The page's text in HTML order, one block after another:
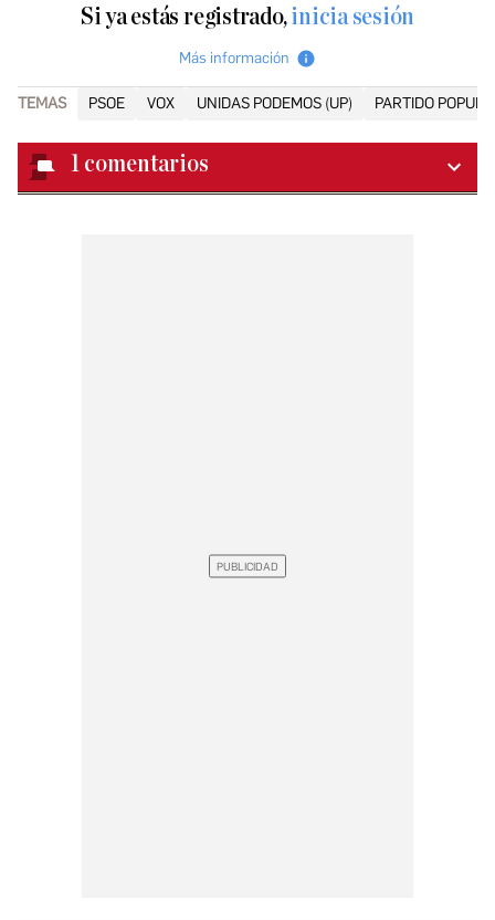
Si ya estás registrado,inicia sesión
Más información
TEMAS PSOE VOX UNIDAS PODEMOS (UP) PARTIDO
1 comentarios